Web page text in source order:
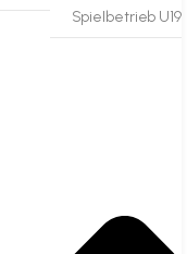
Spielbetrieb U19